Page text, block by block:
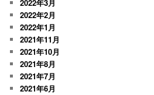
2022年3月
2022年2月
2022年1月
2021年11月
2021年10月
2021年8月
2021年7月
2021年6月